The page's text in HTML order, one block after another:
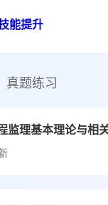
能提升
真题练习
监理基本理论与相